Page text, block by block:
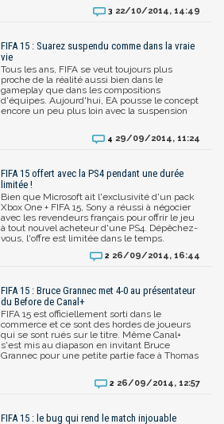
3 22/10/2014, 14:49
FIFA 15 : Suarez suspendu comme dans la vraie
vie
Tous les ans, FIFA se veut toujours plus
proche de la réalité aussi bien dans le
gameplay que dans les compositions
d'équipes. Aujourd'hui, EA pousse le concept
encore un peu plus loin avec la suspension
4 29/09/2014, 11:24
FIFA 15 offert avec la PS4 pendant une durée
limitée !
Bien que Microsoft ait l'exclusivité d'un pack
Xbox One + FIFA 15, Sony a réussi à négocier
avec les revendeurs français pour offrir le jeu
à tout nouvel acheteur d'une PS4. Dépêchez-
vous, l'offre est limitée dans le temps.
2 26/09/2014, 16:44
FIFA 15 : Bruce Grannec met 4-0 au présentateur
du Before de Canal+
FIFA 15 est officiellement sorti dans le
commerce et ce sont des hordes de joueurs
qui se sont rués sur le titre. Même Canal+
s'est mis au diapason en invitant Bruce
Grannec pour une petite partie face à Thomas
2 26/09/2014, 12:57
FIFA 15 : le bug qui rend le match injouable